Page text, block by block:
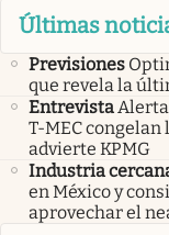
Últimas
Previsiones
que revela la
Entrevista Alerta
T-MEC
advierte KPMG
Industria
en México y
aprovechar el